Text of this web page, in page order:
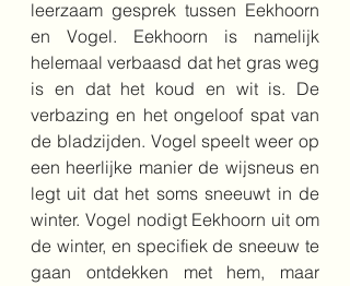
leerzaam gesprek tussen Eekhoorn
en Vogel. Eekhoorn is namelijk
helemaal verbaasd dat het gras weg
is en dat het koud en wit is. De
verbazing en het ongeloof spat van
de bladzijden. Vogel speelt weer op
een heerlijke manier de wijsneus en
legt uit dat het soms sneeuwt in de
winter. Vogel nodigt Eekhoorn uit om
de winter, en specifiek de sneeuw te
gaan ontdekken met hem, maar